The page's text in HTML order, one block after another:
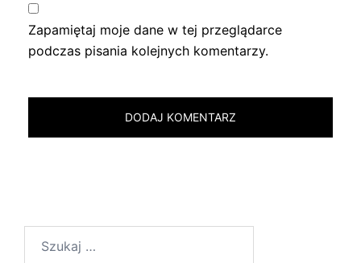
Zapamiętaj moje dane w tej przeglądarce
podczas pisania kolejnych komentarzy.